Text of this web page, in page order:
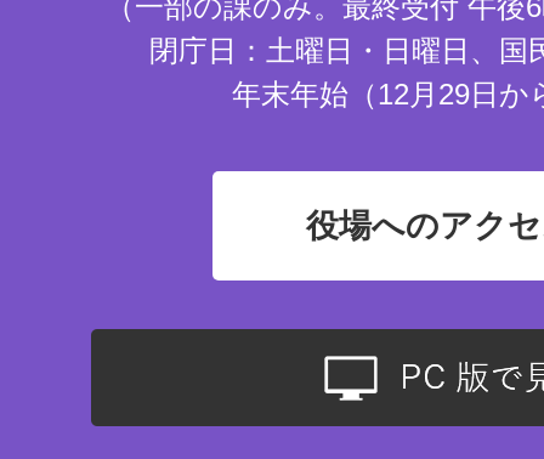
（一部の課のみ。最終受付 午
閉庁日：土曜日・日曜日、国
年末年始（12月29日か
役場へのアク